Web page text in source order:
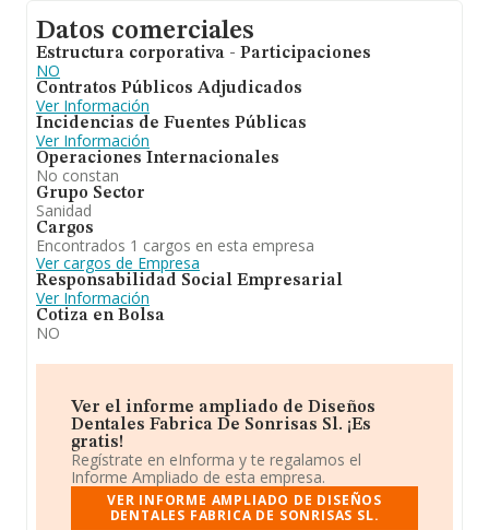
Datos comerciales
Estructura corporativa - Participaciones
NO
Contratos Públicos Adjudicados
Ver Información
Incidencias de Fuentes Públicas
Ver Información
Operaciones Internacionales
No constan
Grupo Sector
Sanidad
Cargos
Encontrados 1 cargos en esta empresa
Ver cargos de Empresa
Responsabilidad Social Empresarial
Ver Información
Cotiza en Bolsa
NO
Ver el informe ampliado de Diseños
Dentales Fabrica De Sonrisas Sl. ¡Es
gratis!
Regístrate en eInforma y te regalamos el
Informe Ampliado de esta empresa.
VER INFORME AMPLIADO DE DISEÑOS
DENTALES FABRICA DE SONRISAS SL.